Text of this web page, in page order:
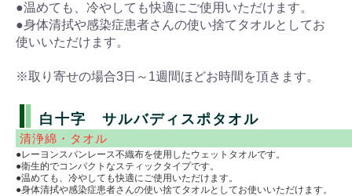
●温めても、冷やしても快適にご使用いただけます。
●身体清拭や感染症患者さんの使い捨てタオルとしてお
使いいただけます。
※取り寄せの場合3日～1週間ほどお時間を頂きます。
白十字 サルバディスポタオル
清浄綿・タオル
●レーヨンスパンレース不織布を使用したウェットタオルです。
●衛生的でコンパクトなスティックタイプです。
●温めても、冷やしても快適にご使用いただけます。
●身体清拭や感染症患者さんの使い捨てタオルとしてお使いいただけます。